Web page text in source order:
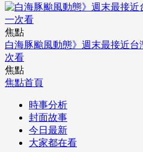
焦點
白海豚颱風動態》週末最接近
次看
焦點
焦點首頁
時事分析
封面故事
今日最新
大家都在看